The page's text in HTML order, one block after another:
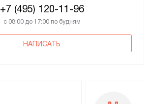
+7 (495) 120-11-96
с 08:00 до 17:00 по будням
НАПИСАТЬ